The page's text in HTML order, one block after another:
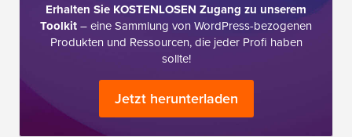
Erhalten Sie KOSTENLOSEN Zugang zu unserem
Toolkit– eine Sammlung von WordPress-bezogenen
Produkten und Ressourcen, die jeder Profi haben
sollte!
Jetzt herunterladen